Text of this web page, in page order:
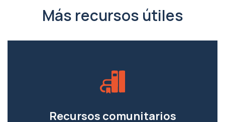
Más recursos útiles
Recursos comunitarios